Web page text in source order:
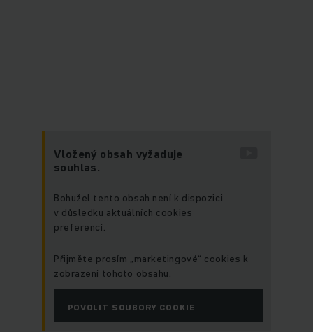
Vložený obsah vyžaduje
souhlas.
Bohužel tento obsah není k dispozici
v důsledku aktuálních cookies
preferencí.
Přijměte prosím „marketingové“ cookies k
zobrazení tohoto obsahu.
POVOLIT SOUBORY COOKIE